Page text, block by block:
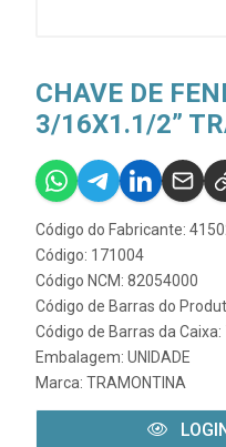
CHAVE DE
3/16X1.1/2”
Código do Fabricante:
Código: 171004
Código NCM: 82054000
Código de Barras do
Código de Barras da
Embalagem: UNIDADE
Marca: TRAMONTINA